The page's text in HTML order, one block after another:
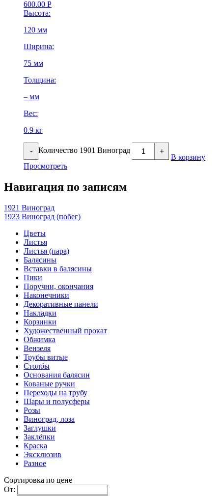
600.00 Р
Высота:
120 мм
Ширина:
75 мм
Толщина:
– мм
Вес:
0.9 кг
- Количество 1901 Виноград +
В корзину
Просмотреть
Навигация по записям
1921 Виноград
1923 Виноград (побег)
Цветы
Листья
Листья (пара)
Балясины
Вставки в балясины
Пики
Поручни, окончания
Наконечники
Декоративные панели
Накладки
Корзинки
Художественный прокат
Обжимка
Вензеля
Трубы витые
Столбы
Основания балясин
Кованые ручки
Переходы на трубу
Шары и полусферы
Розы
Виноград, лоза
Заглушки
Заклёпки
Краска
Эксклюзив
Разное
Сортировка по цене
От: